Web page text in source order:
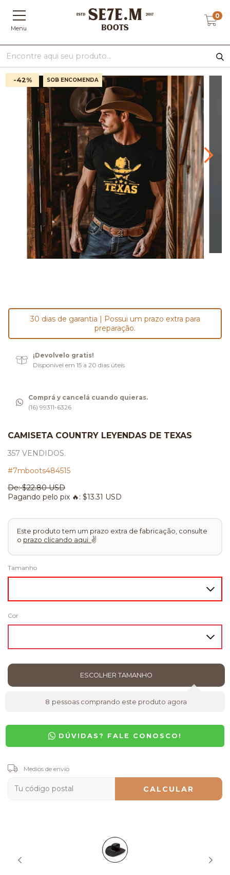
Menu
0
-42% SOB ENCOMENDA
30 dias de garantia | Possui um prazo extra para
preparação.
¡Devolvelo gratis!
Disponível em 15 a 20 dias úteis
Comprá y cancelá cuando quieras.
(16) 99311-6326
CAMISETA COUNTRY LEYENDAS DE TEXAS
357 VENDIDOS.
#7mboots484515
De:$22.80 USD
Pagando pelo pix 🔥: $13.31 USD
Este produto tem um prazo extra de fabricação, consulte
o prazo clicando aqui. ✌
Tamanho
Cor
8 pessoas comprando este produto agora
DÚVIDAS? FALE CONOSCO!
Entregas para el CP:
Medios de envío
CALCULAR